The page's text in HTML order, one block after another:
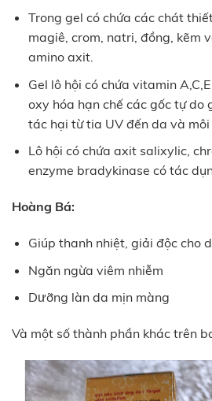
Trong gel có chứa các chát
magiê, crom, natri, đồng, kẽm
amino axit.
Gel lô hội có chứa vitamin
oxy hóa hạn chế các gốc tự do
tác hại từ tia UV đến da và
Lô hội có chứa axit salixylic,
enzyme bradykinase có tác
Hoàng Bá:
Giúp thanh nhiệt, giải độc cho
Ngăn ngừa viêm nhiễm
Dưỡng làn da mịn màng
Và một số thành phần khác trên